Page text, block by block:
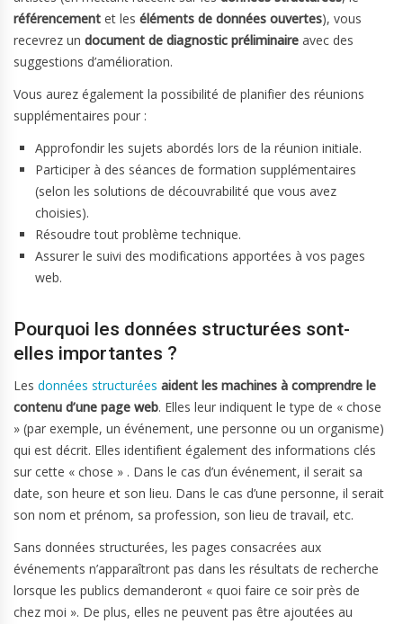
référencement et les éléments de données ouvertes), vous
recevrez un document de diagnostic préliminaire avec des
suggestions d’amélioration.
Vous aurez également la possibilité de planifier des réunions
supplémentaires pour :
Approfondir les sujets abordés lors de la réunion initiale.
Participer à des séances de formation supplémentaires
(selon les solutions de découvrabilité que vous avez
choisies).
Résoudre tout problème technique.
Assurer le suivi des modifications apportées à vos pages
web.
Pourquoi les données structurées sont-
elles importantes ?
Les données structurées aident les machines à comprendre le
contenu d’une page web. Elles leur indiquent le type de « chose
» (par exemple, un événement, une personne ou un organisme)
qui est décrit. Elles identifient également des informations clés
sur cette « chose » . Dans le cas d’un événement, il serait sa
date, son heure et son lieu. Dans le cas d’une personne, il serait
son nom et prénom, sa profession, son lieu de travail, etc.
Sans données structurées, les pages consacrées aux
événements n’apparaîtront pas dans les résultats de recherche
lorsque les publics demanderont « quoi faire ce soir près de
chez moi ». De plus, elles ne peuvent pas être ajoutées au